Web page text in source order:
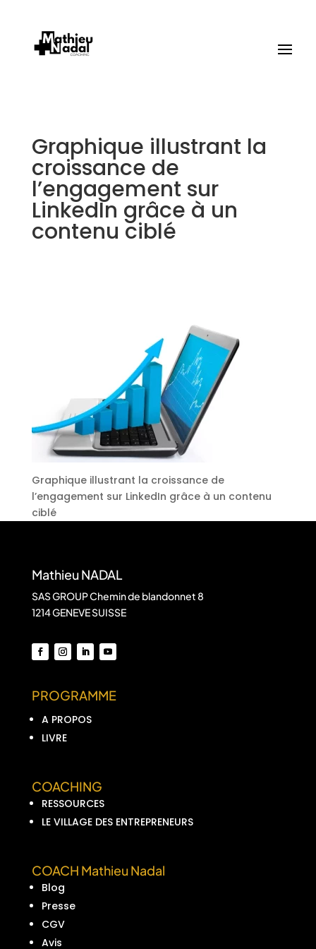
Graphique illustrant la
croissance de
l’engagement sur
LinkedIn grâce à un
contenu ciblé
Graphique illustrant la croissance de
l’engagement sur LinkedIn grâce à un contenu
ciblé
Mathieu NADAL
SAS GROUP Chemin de blandonnet 8
1214 GENEVE SUISSE
PROGRAMME
A PROPOS
LIVRE
COACHING
RESSOURCES
LE VILLAGE DES ENTREPRENEURS
COACH Mathieu Nadal
Blog
Presse
CGV
Avis